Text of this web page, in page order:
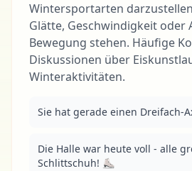
Wintersportarten
Glätte, Geschwindigkeit oder
Bewegung stehen. Häufige
Diskussionen über
Winteraktivitäten.
Sie hat gerade einen Dreifach-
Die Halle war heute voll - alle
Schlittschuh! ⛸